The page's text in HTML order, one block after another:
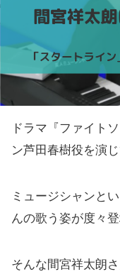
ドラマ『ファイト
ン芦田春樹役を演
ミュージシャンと
んの歌う姿が度々
そんな間宮祥太朗